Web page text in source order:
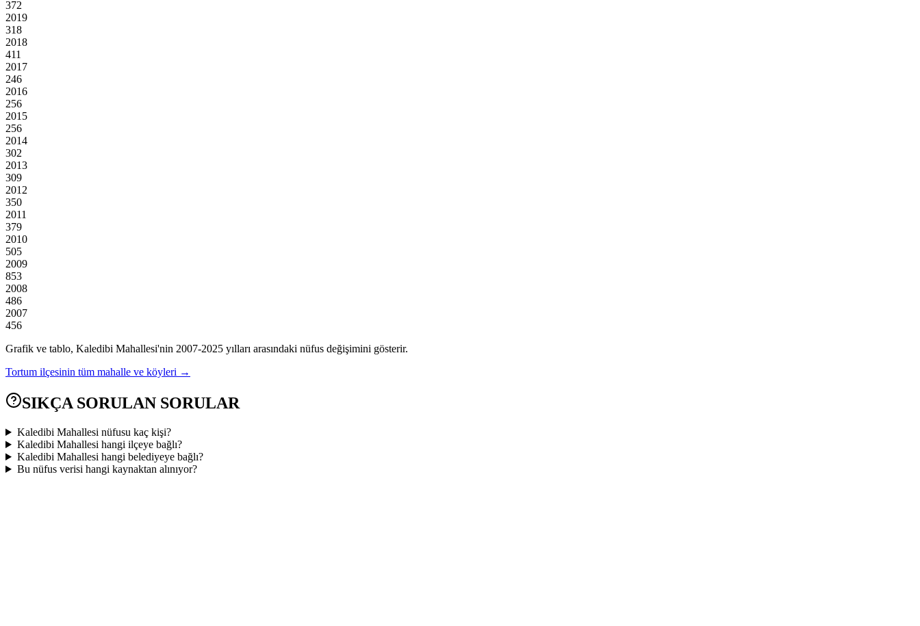
372
2019
318
2018
411
2017
246
2016
256
2015
256
2014
302
2013
309
2012
350
2011
379
2010
505
2009
853
2008
486
2007
456
Grafik ve tablo, Kaledibi Mahallesi'nin 2007-2025 yılları arasındaki nüfus değişimini gösterir.
Tortum ilçesinin tüm mahalle ve köyleri →
SIKÇA SORULAN SORULAR
Kaledibi Mahallesi nüfusu kaç kişi?
Kaledibi Mahallesi hangi ilçeye bağlı?
Kaledibi Mahallesi hangi belediyeye bağlı?
Bu nüfus verisi hangi kaynaktan alınıyor?